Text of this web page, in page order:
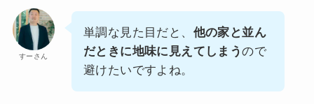
すーさん
単調な見た目だと、 他の家と並ん
だときに地味に見えてしまうので
避けたいですよね。